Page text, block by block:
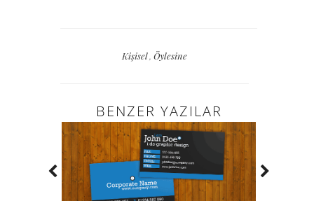
Kişisel, Öylesine
BENZER YAZILAR